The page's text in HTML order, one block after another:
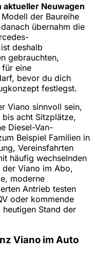
aktueller Neuwagen
der Baureihe
übernahm die
deshalb
gebrauchten,
eine
bevor du dich
festlegst.
Viano sinnvoll sein,
acht Sitzplätze,
Diesel-Van-
Beispiel Familien in
Vereinsfahrten
häufig wechselnden
der Viano im Abo,
moderne
Antrieb testen
oder kommende
Stand der
Viano im Auto